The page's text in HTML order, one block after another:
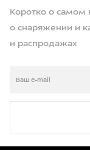
Коротко о самом
о снаряжении и
и распродажах